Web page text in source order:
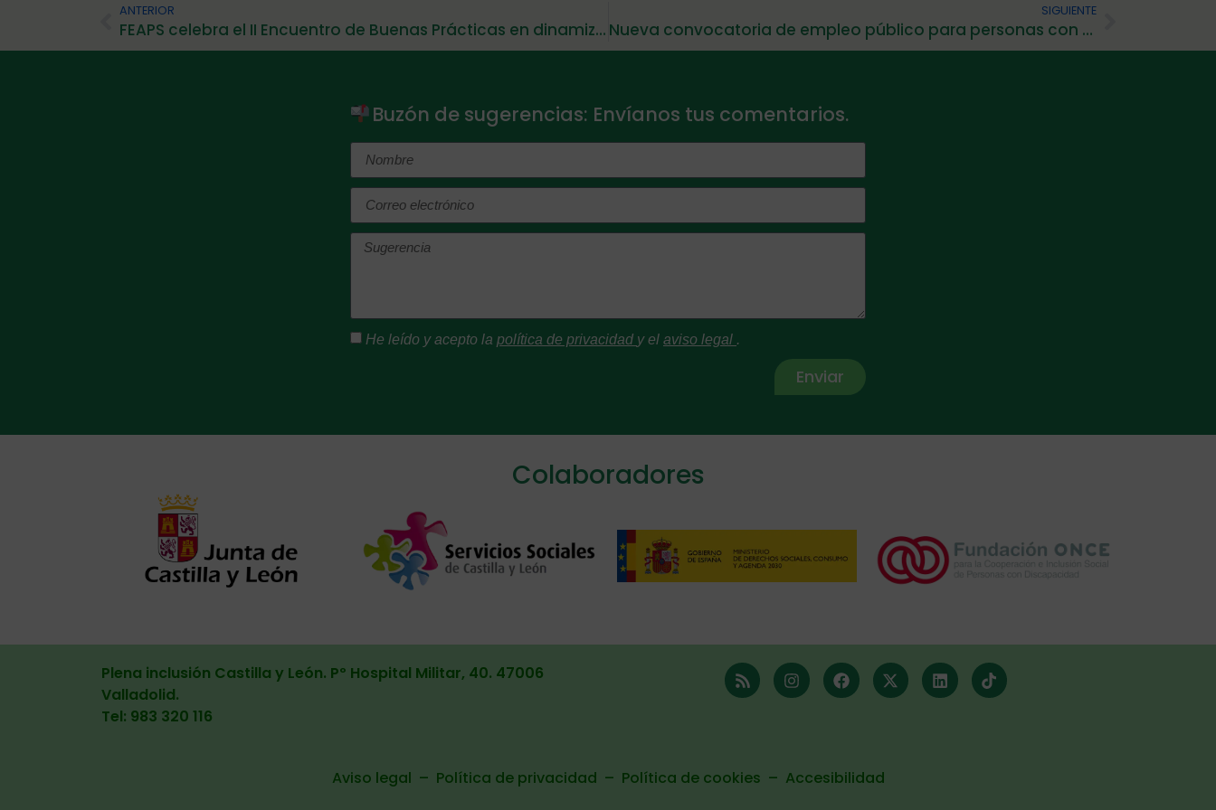
ANTERIOR
FEAPS celebra el II Encuentro de Buenas Prácticas en dinamizacicón
SIGUIENTE
Nueva convocatoria de empleo público para personas con discapacidad intelectual
Buzón de sugerencias: Envíanos tus comentarios.
He leído y acepto la política de privacidad y el aviso legal
Enviar
Colaboradores
Plena inclusión Castilla y León. Pº Hospital Militar, 40. 47006
Valladolid.
Tel: 983 320 116
Aviso legal – Política de privacidad – Política de cookies – Accesibilidad